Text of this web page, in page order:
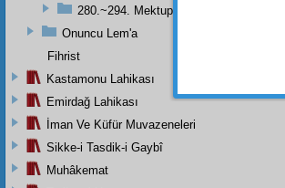
280.~294. Mektuplar
Onuncu Lem'a
Fihrist
Kastamonu Lahikası
Emirdağ Lahikası
İman Ve Küfür Muvazeneleri
Sikke-i Tasdik-i Gaybî
Muhâkemat